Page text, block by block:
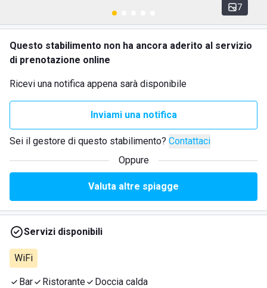
7
Questo stabilimento non ha ancora aderito al servizio
di prenotazione online
Ricevi una notifica appena sarà disponibile
Inviami una notifica
Sei il gestore di questo stabilimento? Contattaci
Oppure
Valuta altre spiagge
Servizi disponibili
WiFi
Bar Ristorante Doccia calda